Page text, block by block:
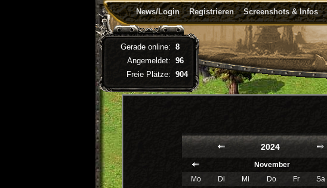
News/Login Registrieren Screenshots & Infos
2024
November
Mo
Di Mi Do Fr Sa
Gerade online: 8
Angemeldet: 96
Freie Plätze: 904